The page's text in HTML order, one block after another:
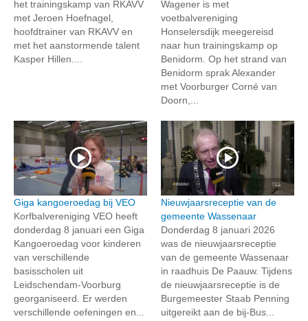
het trainingskamp van RKAVV
met Jeroen Hoefnagel,
hoofdtrainer van RKAVV en
met het aanstormende talent
Kasper Hillen....
Wagener is met
voetbalvereniging
Honselersdijk meegereisd
naar hun trainingskamp op
Benidorm. Op het strand van
Benidorm sprak Alexander
met Voorburger Corné van
Doorn,...
Giga kangoeroedag bij VEO
Korfbalvereniging VEO heeft
donderdag 8 januari een Giga
Kangoeroedag voor kinderen
van verschillende
basisscholen uit
Leidschendam-Voorburg
georganiseerd. Er werden
verschillende oefeningen en...
Nieuwjaarsreceptie van de
gemeente Wassenaar
Donderdag 8 januari 2026
was de nieuwjaarsreceptie
van de gemeente Wassenaar
in raadhuis De Paauw. Tijdens
de nieuwjaarsreceptie is de
Burgemeester Staab Penning
uitgereikt aan de bij-Bus...